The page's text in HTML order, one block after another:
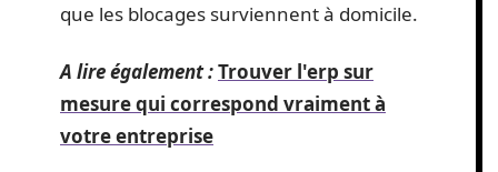
que les blocages surviennent à domicile.
A lire également :Trouver l'erp sur
mesure qui correspond vraiment à
votre entreprise